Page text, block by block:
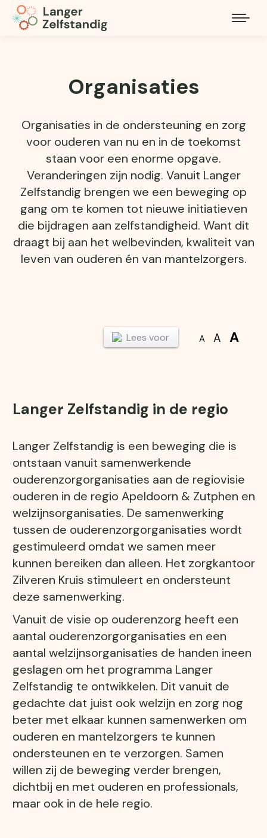
Organisaties
Organisaties in de ondersteuning en zorg
voor ouderen van nu en in de toekomst
staan voor een enorme opgave.
Veranderingen zijn nodig. Vanuit Langer
Zelfstandig brengen we een beweging op
gang om te komen tot nieuwe initiatieven
die bijdragen aan zelfstandigheid. Want dit
draagt bij aan het welbevinden, kwaliteit van
leven van ouderen én van mantelzorgers.
Lees voor A A A
Langer Zelfstandig in de regio
Langer Zelfstandig is een beweging die is
ontstaan vanuit samenwerkende
ouderenzorgorganisaties aan de regiovisie
ouderen in de regio Apeldoorn & Zutphen en
welzijnsorganisaties. De samenwerking
tussen de ouderenzorgorganisaties wordt
gestimuleerd omdat we samen meer
kunnen bereiken dan alleen. Het zorgkantoor
Zilveren Kruis stimuleert en ondersteunt
deze samenwerking.
Vanuit de visie op ouderenzorg heeft een
aantal ouderenzorgorganisaties en een
aantal welzijnsorganisaties de handen ineen
geslagen om het programma Langer
Zelfstandig te ontwikkelen. Dit vanuit de
gedachte dat juist ook welzijn en zorg nog
beter met elkaar kunnen samenwerken om
ouderen en mantelzorgers te kunnen
ondersteunen en te verzorgen. Samen
willen zij de beweging verder brengen,
dichtbij en met ouderen en professionals,
maar ook in de hele regio.